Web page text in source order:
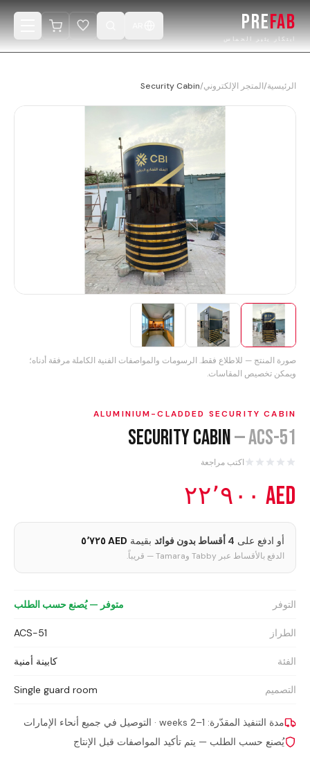
PREFAB
ابتكار يثير الحماس
الرئيسية
المتجر الإلكتروني
العروض
آخر الأخبار
تواصل معنا
اللغة
English
Español
Français
Italiano
Ελληνικά
عرض سعر
الرئيسية/المتجر الإلكتروني/
Security Cabin
صورة المنتج — للاطلاع فقط. الرسومات والمواصفات الفنية الكاملة مرفقة أدناه؛
ويمكن تخصيص المقاسات.
ALUMINIUM-CLADDED SECURITY CABIN
Security Cabin—ACS-51
اكتب مراجعة
AED ٢٢٬٩٠٠
أو ادفع على 4 أقساط بدون فوائد بقيمة AED ٥٬٧٢٥
الدفع بالأقساط عبر Tabby وTamara — قريباً.
التوفر متوفر — يُصنع حسب الطلب
الطراز ACS-51
الفئة كابينة أمنية
التصميم Single guard room
مدة التنفيذ المقدّرة: 1–2 weeks · التوصيل في جميع أنحاء الإمارات
يُصنع حسب الطلب — يتم تأكيد المواصفات قبل الإنتاج